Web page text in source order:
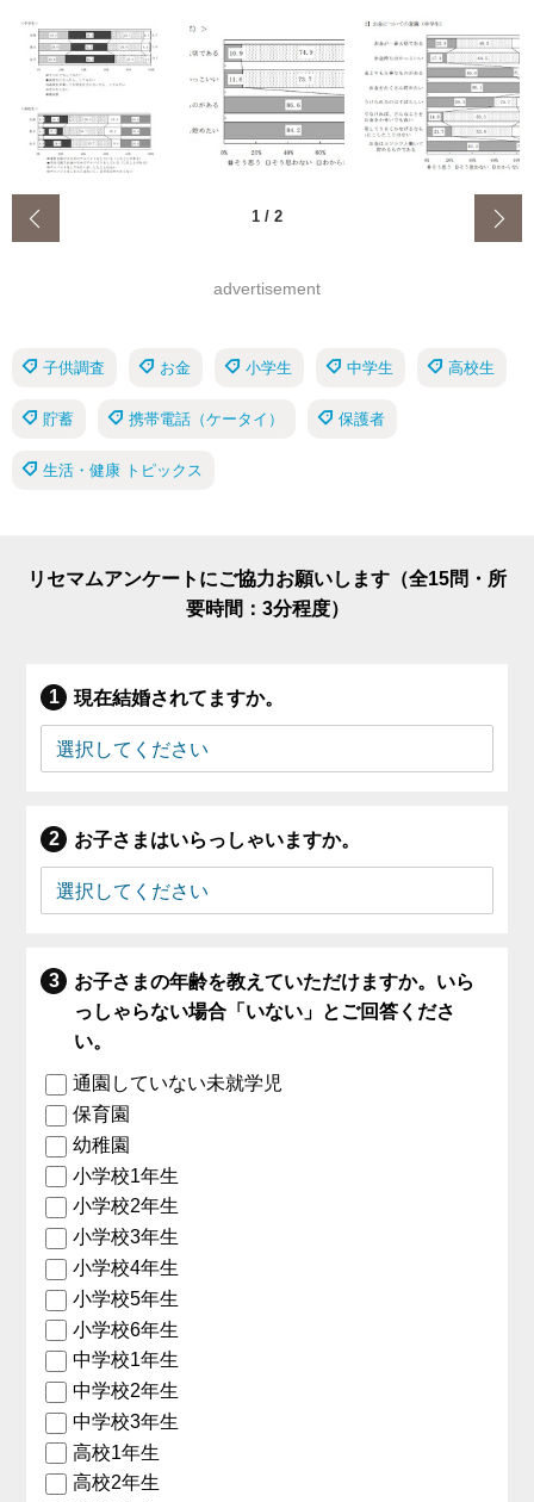
1 / 2
advertisement
子供調査 お金 小学生 中学生 高校生
貯蓄 携帯電話（ケータイ） 保護者
生活・健康 トピックス
リセマムアンケートにご協力お願いします（全15問・所
要時間：3分程度）
現在結婚されてますか。
お子さまはいらっしゃいますか。
お子さまの年齢を教えていただけますか。いら
っしゃらない場合「いない」とご回答くださ
い。
通園していない未就学児
保育園
幼稚園
小学校1年生
小学校2年生
小学校3年生
小学校4年生
小学校5年生
小学校6年生
中学校1年生
中学校2年生
中学校3年生
高校1年生
高校2年生